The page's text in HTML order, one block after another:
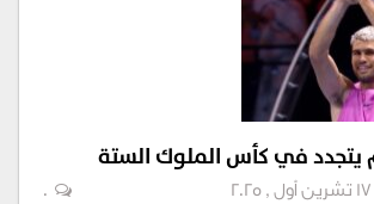
يتجدد في كأس الملوك الستة
17 تشرين أول , 2025 0